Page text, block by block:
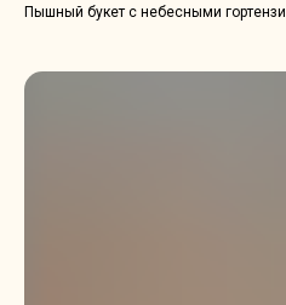
Пышный букет с небесными